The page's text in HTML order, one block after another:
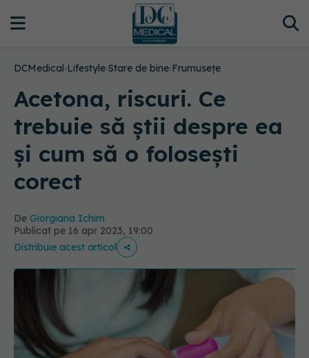
DCMedical›Lifestyle›Stare de bine›Frumusețe
Acetona, riscuri. Ce
trebuie să știi despre ea
și cum să o folosești
corect
De Giorgiana Ichim
Publicat pe 16 apr 2023, 19:00
Distribuie acest articol